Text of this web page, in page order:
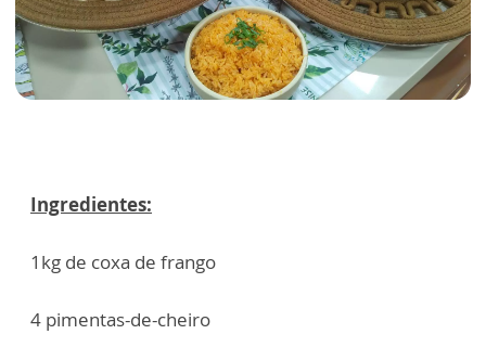
Ingredientes:
1kg de coxa de frango
4 pimentas-de-cheiro